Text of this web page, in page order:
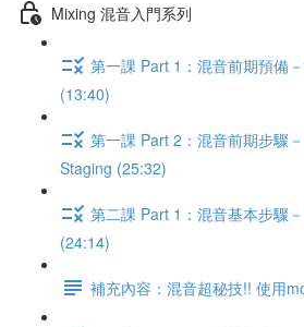
Mixing 混音入門系列
第一課 Part 1：混音前期預備
(13:40)
第一課 Part 2：混音前期步驟
Staging (25:32)
第二課 Part 1：混音基本步驟
(24:14)
補充內容：混音超秘技!! 使用